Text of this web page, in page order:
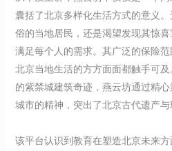
囊括了北京多样化生活方式的意义
俗的当地居民，还是渴望发现其惊
满足每个人的需求。其广泛的保险
北京当地生活的方方面面都触手可
的紫禁城建筑奇迹，燕云坊通过精
城市的精神，突出了北京古代遗产与
该平台认识到教育在塑造北京未来